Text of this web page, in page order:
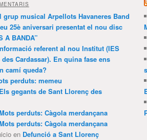
grup musical Arpellots Havaneres Band
25è aniversari presentat el nou disc
A BANDA”
referent al nou Institut (IES
Cardassar). En quina fase ens
camí queda?
perduts: memeu
Els gegants de Sant Llorenç des
perduts: Càgola merdançana
perduts: Càgola merdançana
en Defunció a Sant Llorenç